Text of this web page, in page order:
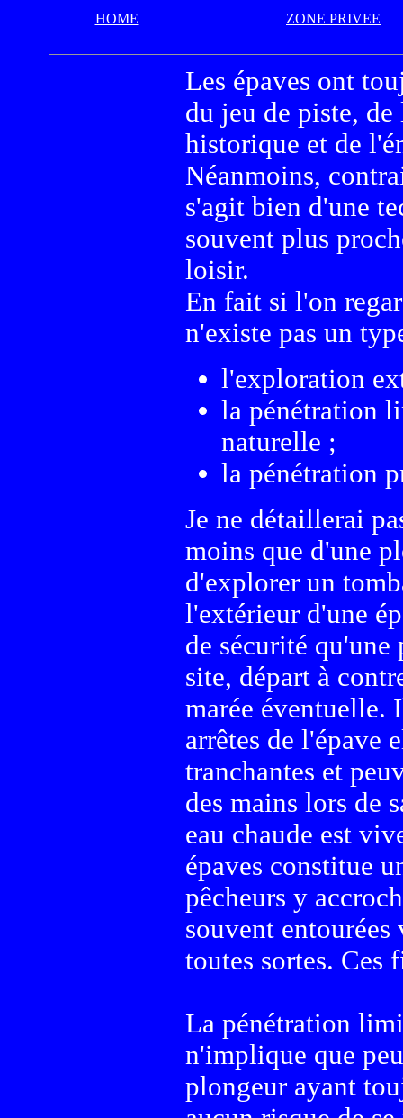
HOME ZONE PRIVEE
Les épaves ont
du jeu de piste, de
historique et de
Néanmoins,
s'agit bien d'une
souvent plus
loisir.
En fait si l'on
n'existe pas un
l'exploration
la pénétration
naturelle ;
la pénétration
Je ne détaillerai
moins que d'une
d'explorer un
l'extérieur d'une
de sécurité
site, départ à
marée éventuelle.
arrêtes de l'épave
tranchantes et
des mains lors de
eau chaude est
épaves constitue
pêcheurs y
souvent
toutes sortes. Ces
La pénétration
n'implique que
plongeur ayant